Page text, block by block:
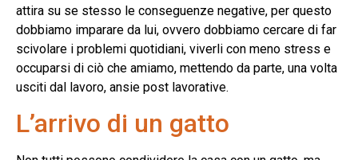
attira su se stesso le conseguenze negative, per questo
dobbiamo imparare da lui, ovvero dobbiamo cercare di far
scivolare i problemi quotidiani, viverli con meno stress e
occuparsi di ciò che amiamo, mettendo da parte, una volta
usciti dal lavoro, ansie post lavorative.
L’arrivo di un gatto